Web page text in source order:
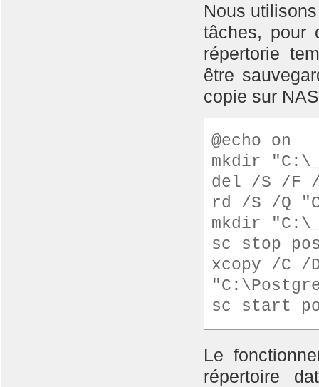
Nous
tâches, pour
répertorie
être
copie sur
@echo on
mkdir
del /S /F /
rd /S /Q
mkdir
sc stop
xcopy /C
sc start
Le
répertoire